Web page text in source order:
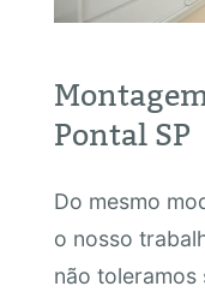
Pontal SP
Do mesmo
o nosso
não toleramos